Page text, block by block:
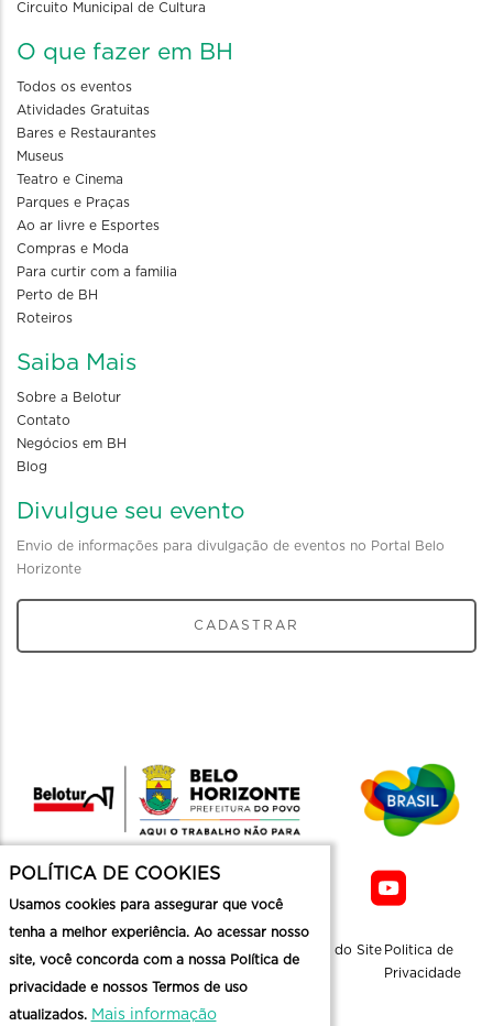
Circuito Municipal de Cultura
O que fazer em BH
Todos os eventos
Atividades Gratuitas
Bares e Restaurantes
Museus
Teatro e Cinema
Parques e Praças
Ao ar livre e Esportes
Compras e Moda
Para curtir com a familia
Perto de BH
Roteiros
Saiba Mais
Sobre a Belotur
Contato
Negócios em BH
Blog
Divulgue seu evento
Envio de informações para divulgação de eventos no Portal Belo
Horizonte
CADASTRAR
Mapa do Site Politica de
Privacidade
POLÍTICA DE COOKIES
Usamos cookies para assegurar que você
tenha a melhor experiência. Ao acessar nosso
site, você concorda com a nossa Política de
privacidade e nossos Termos de uso
atualizados. Mais informação